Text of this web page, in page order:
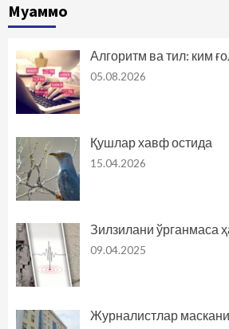
Муаммо
Алгоритм ва тил: ким
05.08.2026
Қушлар хавф остида
15.04.2026
Зилзилани ўрганмаса
09.04.2025
Журналистлар